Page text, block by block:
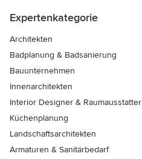
Expertenkategorie
Architekten
Badplanung & Badsanierung
Bauunternehmen
Innenarchitekten
Interior Designer & Raumausstatter
Küchenplanung
Landschaftsarchitekten
Armaturen & Sanitärbedarf